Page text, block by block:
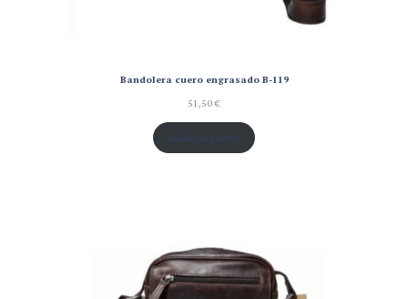
Bandolera cuero engrasado B-119
51,50€
Añadir al carrito